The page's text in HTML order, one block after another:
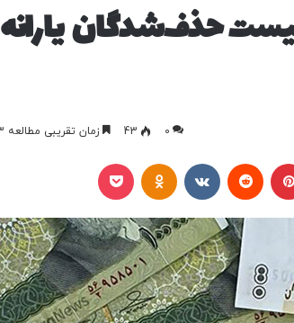
حذف‌شدگان یارانه
0
43 زمان تقریبی مطالعه 3 دقیقه